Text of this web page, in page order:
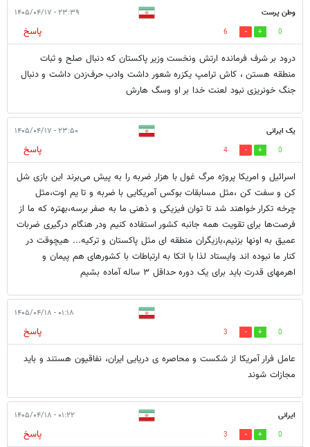
وطن پرست ۲۳:۳۹ - ۱۴۰۵/۰۴/۱۷
0
6
پاسخ
درود بر شرف فرمانده ارتش ونخست وزیر پاکستان که دنبال صلح و ثبات
منطقه هستن ، کاش ترامپ یکزره شعور داشت وادب حرف‌زدن داشت و دنبال
جنگ خونریزی نبود لعنت خدا بر او وسگ هارش
یک ایرانی ۲۳:۵۰ - ۱۴۰۵/۰۴/۱۷
0
4
پاسخ
اسرائیل و امریکا پروژه مرگ غول با هزار ضربه را به پیش می‌برند این بازی شل
کن و سفت کن ،مثل مسابقات بوکس آمریکایی با ضربه و تا یم اوت،مثل
چرخه تکرار خواهند شد تا توان فیزیکی و ذهنی ما به صفر برسه،بهتره که ما از
فرصت‌ها برای تقویت همه جانبه کشور استفاده کنیم ودر هنگام درگیری ضربات
عمیق به اونها بزنیم،بازیگران منطقه ای مثل پاکستان و ترکیه... هیچوقت در
کنار ما نبوده اند وایستاد لذا با اتکا به ارتباطات با کشورهای هم پیمان و
اهرمهای قدرت باید برای یک دوره حداقل ۳ ساله آماده بشیم
۰۱:۱۸ - ۱۴۰۵/۰۴/۱۸
0
3
پاسخ
عامل فرار آمریکا از شکست و محاصره ی دریایی ایران، نفاقیون هستند و باید
مجازات شوند
ایرانی ۰۱:۲۲ - ۱۴۰۵/۰۴/۱۸
0
3
پاسخ